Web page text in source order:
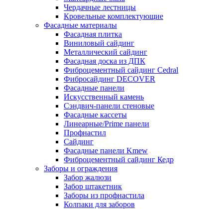
Чердачные лестницы
Кровельные комплектующие
Фасадные материалы
Фасадная плитка
Виниловый сайдинг
Металлический сайдинг
Фасадная доска из ДПК
Фиброцементный сайдинг Cedral
Фибросайдинг DECOVER
Фасадные панели
Искусственный камень
Сэндвич-панели стеновые
Фасадные кассеты
Линеарные/Prime панели
Профнастил
Сайдинг
Фасадные панели Kmew
Фиброцементный сайдинг Кедр
Заборы и ограждения
Забор жалюзи
Забор штакетник
Заборы из профнастила
Колпаки для заборов